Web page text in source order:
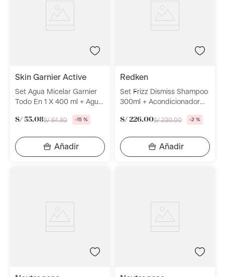
skin garnier active
Set Agua Micelar Garnier
Todo En 1 X 400 ml + Agua
100ml
S/ 55.08S/ 64.80 -15 %
redken
Set Frizz Dismiss Shampoo
300ml + Acondicionador
S/ 226.00S/ 230.00 -2 %